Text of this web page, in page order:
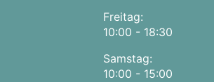
Freitag:
10:00 - 18:30
Samstag:
10:00 - 15:00